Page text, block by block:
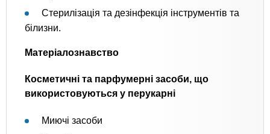
Стерилізація та дезінфекція інструментів та
білизни.
Матеріалознавство
Косметичні та парфумерні засоби, що
використовуються у перукарні
Миючі засоби